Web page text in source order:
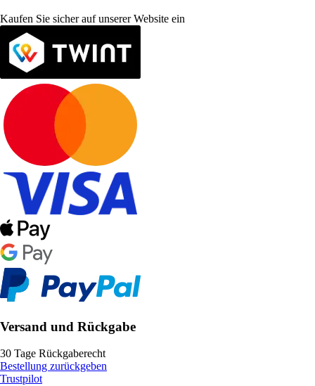
Kaufen Sie sicher auf unserer Website ein
Versand und Rückgabe
30 Tage Rückgaberecht
Bestellung zurückgeben
Trustpilot